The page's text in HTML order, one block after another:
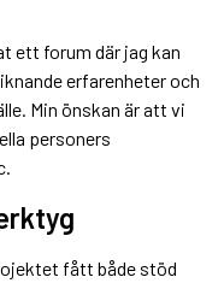
ett forum där jag kan
erfarenheter och
Min önskan är att vi
personers
fått både stöd